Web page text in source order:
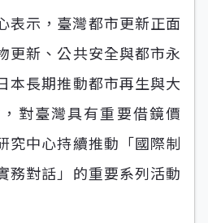
表示，臺灣都市更新正面
更新、公共安全與都市永
本長期推動都市再生與大
對臺灣具有重要借鏡價
究中心持續推動「國際制
務對話」的重要系列活動